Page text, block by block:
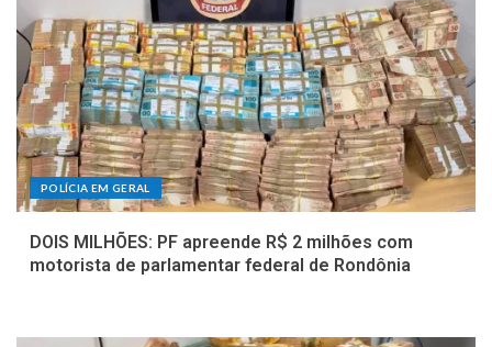
POLÍCIA EM GERAL
DOIS MILHÕES: PF apreende R$ 2 milhões com
motorista de parlamentar federal de Rondônia